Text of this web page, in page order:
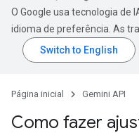
O Google usa tecnologia de
idioma de preferência. As
Página inicial Gemini API
Como fazer